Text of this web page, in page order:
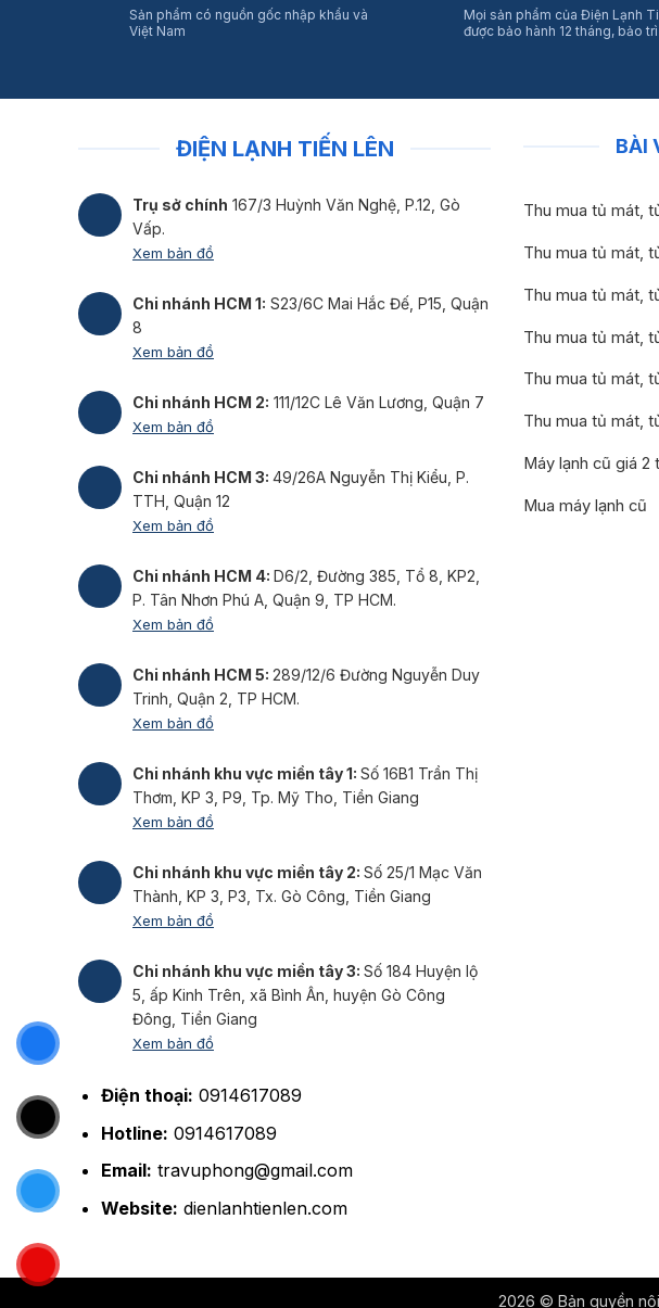
Sản phẩm có nguồn gốc nhập khẩu và
Việt Nam
Mọi sản phẩm của Điện Lạnh
được bảo hành 12 tháng, bảo
ĐIỆN LẠNH TIẾN LÊN
Trụ sở chính 167/3 Huỳnh Văn Nghệ, P.12, Gò
Vấp.
Xem bản đồ
Chi nhánh HCM 1: S23/6C Mai Hắc Đế, P15, Quận
8
Xem bản đồ
Chi nhánh HCM 2: 111/12C Lê Văn Lương, Quận 7
Xem bản đồ
Chi nhánh HCM 3: 49/26A Nguyễn Thị Kiểu, P.
TTH, Quận 12
Xem bản đồ
Chi nhánh HCM 4: D6/2, Đường 385, Tổ 8, KP2,
P. Tân Nhơn Phú A, Quận 9, TP HCM.
Xem bản đồ
Chi nhánh HCM 5: 289/12/6 Đường Nguyễn Duy
Trinh, Quận 2, TP HCM.
Xem bản đồ
Chi nhánh khu vực miền tây 1: Số 16B1 Trần Thị
Thơm, KP 3, P9, Tp. Mỹ Tho, Tiền Giang
Xem bản đồ
Chi nhánh khu vực miền tây 2: Số 25/1 Mạc Văn
Thành, KP 3, P3, Tx. Gò Công, Tiền Giang
Xem bản đồ
Chi nhánh khu vực miền tây 3: Số 184 Huyện lộ
5, ấp Kinh Trên, xã Bình Ân, huyện Gò Công
Đông, Tiền Giang
Xem bản đồ
Điện thoại: 0914617089
Hotline: 0914617089
Email: travuphong@gmail.com
Website: dienlanhtienlen.com
BÀI
Thu mua tủ mát,
Thu mua tủ mát,
Thu mua tủ mát,
Thu mua tủ mát,
Thu mua tủ mát,
Thu mua tủ mát,
Máy lạnh cũ giá 2
Mua máy lạnh cũ
2026 © Bản quyền